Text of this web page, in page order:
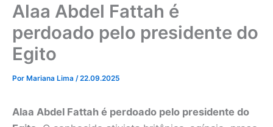
Alaa Abdel Fattah é
perdoado pelo presidente do
Egito
Por Mariana Lima /22.09.2025
Alaa Abdel Fattah é perdoado pelo presidente do